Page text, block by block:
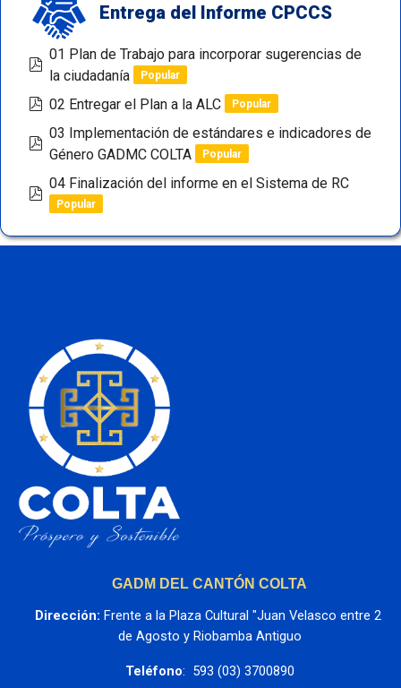
Entrega del Informe CPCCS
pdf
01 Plan de Trabajo para incorporar sugerencias de
la ciudadanía
Popular
pdf
02 Entregar el Plan a la ALC Popular
pdf
03 Implementación de estándares e indicadores de
Género GADMC COLTA
Popular
pdf
04 Finalización del informe en el Sistema de RC
Popular
GADM DEL CANTÓN COLTA
Dirección: Frente a la Plaza Cultural "Juan Velasco entre 2
de Agosto y Riobamba Antiguo
Teléfono:  593 (03) 3700890